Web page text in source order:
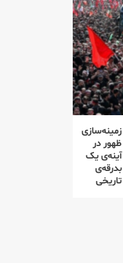
زمینه‌سازی
ظهور در
آینه‌ی یک
بدرقه‌ی
تاریخی